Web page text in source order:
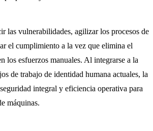
las vulnerabilidades, agilizar los procesos de
el cumplimiento a la vez que elimina el
los esfuerzos manuales. Al integrarse a la
de trabajo de identidad humana actuales, la
integral y eficiencia operativa para
máquinas.